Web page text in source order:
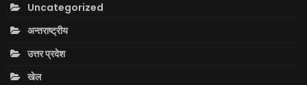
Uncategorized
अन्तराष्ट्रीय
उत्तर प्रदेश
खेल